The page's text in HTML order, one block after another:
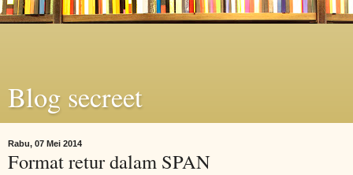
Blog secreet
Rabu, 07 Mei 2014
Format retur dalam SPAN